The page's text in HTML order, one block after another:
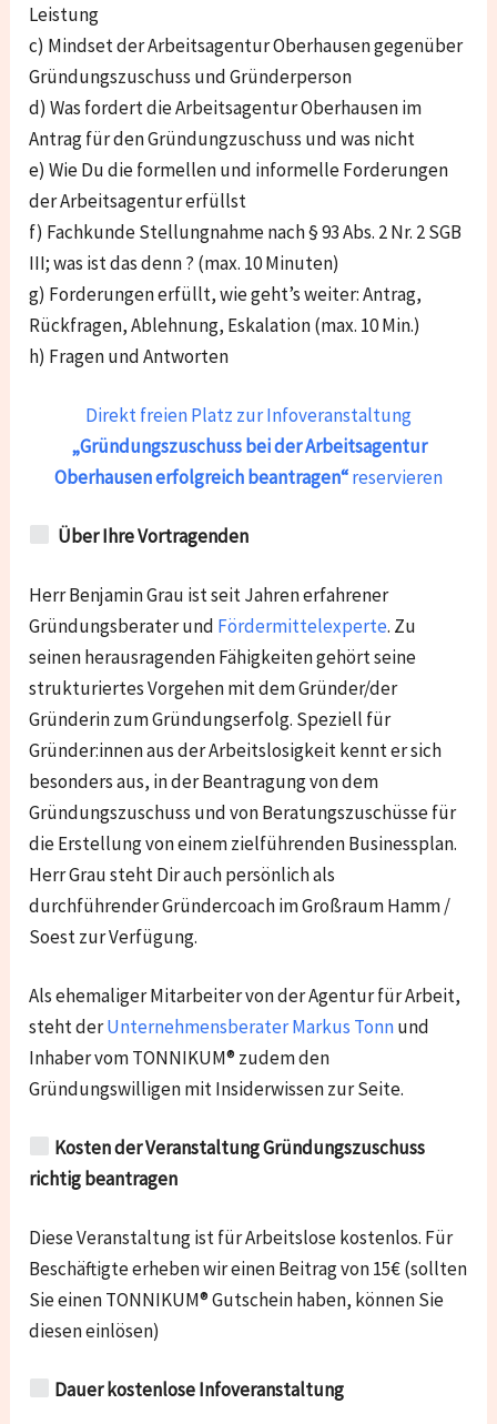
Leistung
c) Mindset der Arbeitsagentur Oberhausen gegenüber
Gründungszuschuss und Gründerperson
d) Was fordert die Arbeitsagentur Oberhausen im
Antrag für den Gründungzuschuss und was nicht
e) Wie Du die formellen und informelle Forderungen
der Arbeitsagentur erfüllst
f) Fachkunde Stellungnahme nach § 93 Abs. 2 Nr. 2 SGB
III; was ist das denn ? (max. 10 Minuten)
g) Forderungen erfüllt, wie geht’s weiter: Antrag,
Rückfragen, Ablehnung, Eskalation (max. 10 Min.)
h) Fragen und Antworten
Direkt freien Platz zur Infoveranstaltung
„Gründungszuschuss bei der Arbeitsagentur
Oberhausenerfolgreich beantragen“reservieren
Über Ihre Vortragenden
Herr Benjamin Grau ist seit Jahren erfahrener
Gründungsberater und Fördermittelexperte. Zu
seinen herausragenden Fähigkeiten gehört seine
strukturiertes Vorgehen mit dem Gründer/der
Gründerin zum Gründungserfolg. Speziell für
Gründer:innen aus der Arbeitslosigkeit kennt er sich
besonders aus, in der Beantragung von dem
Gründungszuschuss und von Beratungszuschüsse für
die Erstellung von einem zielführenden Businessplan.
Herr Grau steht Dir auch persönlich als
durchführender Gründercoach im Großraum Hamm /
Soest zur Verfügung.
Als ehemaliger Mitarbeiter von der Agentur für Arbeit,
steht derUnternehmensberater Markus Tonnund
Inhaber vom TONNIKUM® zudem den
Gründungswilligen mit Insiderwissen zur Seite.
Kosten der Veranstaltung Gründungszuschuss
richtig beantragen
Diese Veranstaltung ist für Arbeitslose kostenlos. Für
Beschäftigte erheben wir einen Beitrag von 15€ (sollten
Sie einen TONNIKUM® Gutschein haben, können Sie
diesen einlösen)
Dauer kostenlose Infoveranstaltung